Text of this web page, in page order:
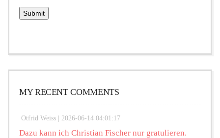
MY RECENT COMMENTS
Otfrid Weiss | 2026-06-14 04:01:17
Dazu kann ich Christian Fischer nur gratulieren.